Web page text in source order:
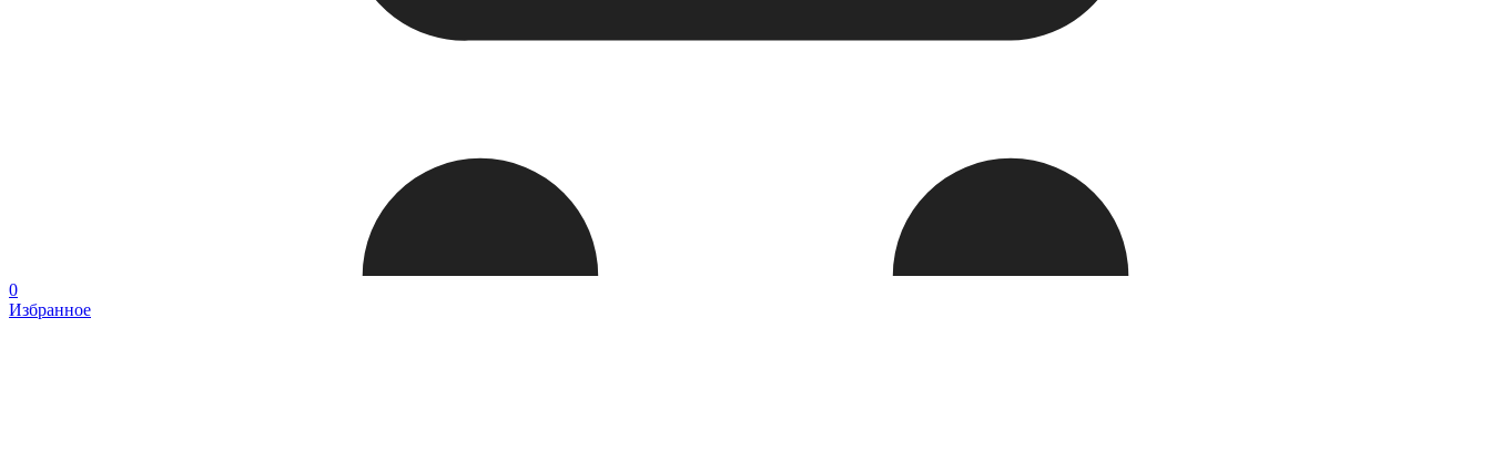
0
Избранное